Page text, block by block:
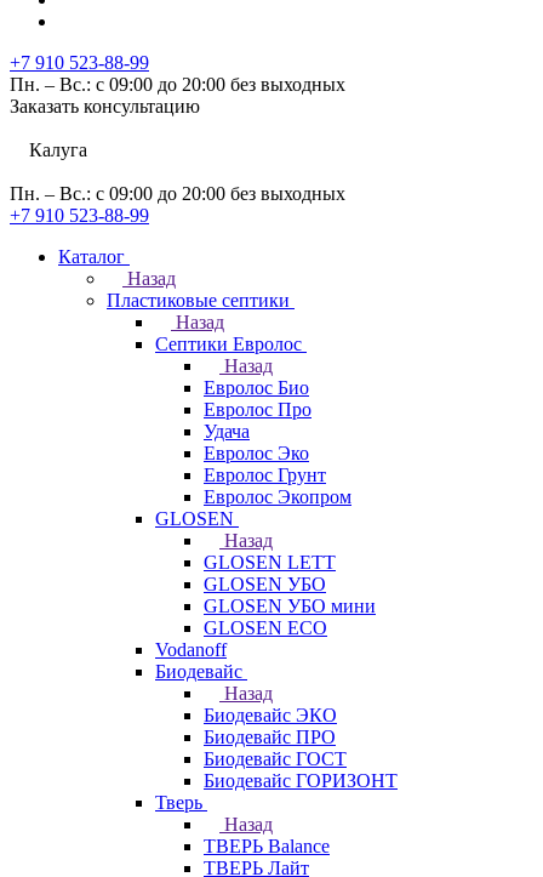
+7 910 523-88-99
Пн. – Вс.: с 09:00 до 20:00 без выходных
Заказать консультацию
Калуга
Пн. – Вс.: с 09:00 до 20:00 без выходных
+7 910 523-88-99
Каталог
Назад
Пластиковые септики
Назад
Септики Евролос
Назад
Евролос Био
Евролос Про
Удача
Евролос Эко
Евролос Грунт
Евролос Экопром
GLOSEN
Назад
GLOSEN LETT
GLOSEN УБО
GLOSEN УБО мини
GLOSEN ECO
Vodanoff
Биодевайс
Назад
Биодевайс ЭКО
Биодевайс ПРО
Биодевайс ГОСТ
Биодевайс ГОРИЗОНТ
Тверь
Назад
ТВЕРЬ Balance
ТВЕРЬ Лайт